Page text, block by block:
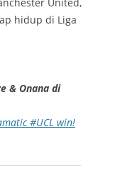
hidup di Liga
& Onana di
#UCL win!